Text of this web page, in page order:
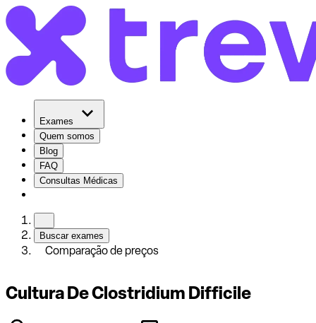
Exames
Quem somos
Blog
FAQ
Consultas Médicas
Buscar exames
Comparação de preços
Cultura De Clostridium Difficile